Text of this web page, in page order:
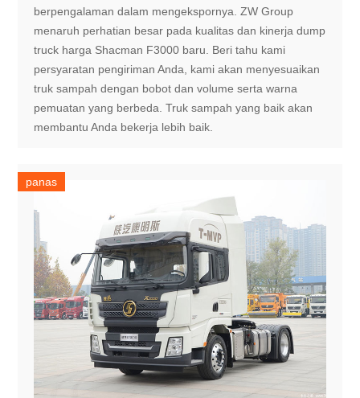
berpengalaman dalam mengekspornya. ZW Group
menaruh perhatian besar pada kualitas dan kinerja dump
truck harga Shacman F3000 baru. Beri tahu kami
persyaratan pengiriman Anda, kami akan menyesuaikan
truk sampah dengan bobot dan volume serta warna
pemuatan yang berbeda. Truk sampah yang baik akan
membantu Anda bekerja lebih baik.
panas